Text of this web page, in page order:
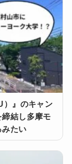
）』のキャン
結し多摩モ
みたい